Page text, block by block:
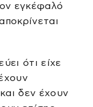
εγκέφαλό
ότι είχε
δεν έχουν